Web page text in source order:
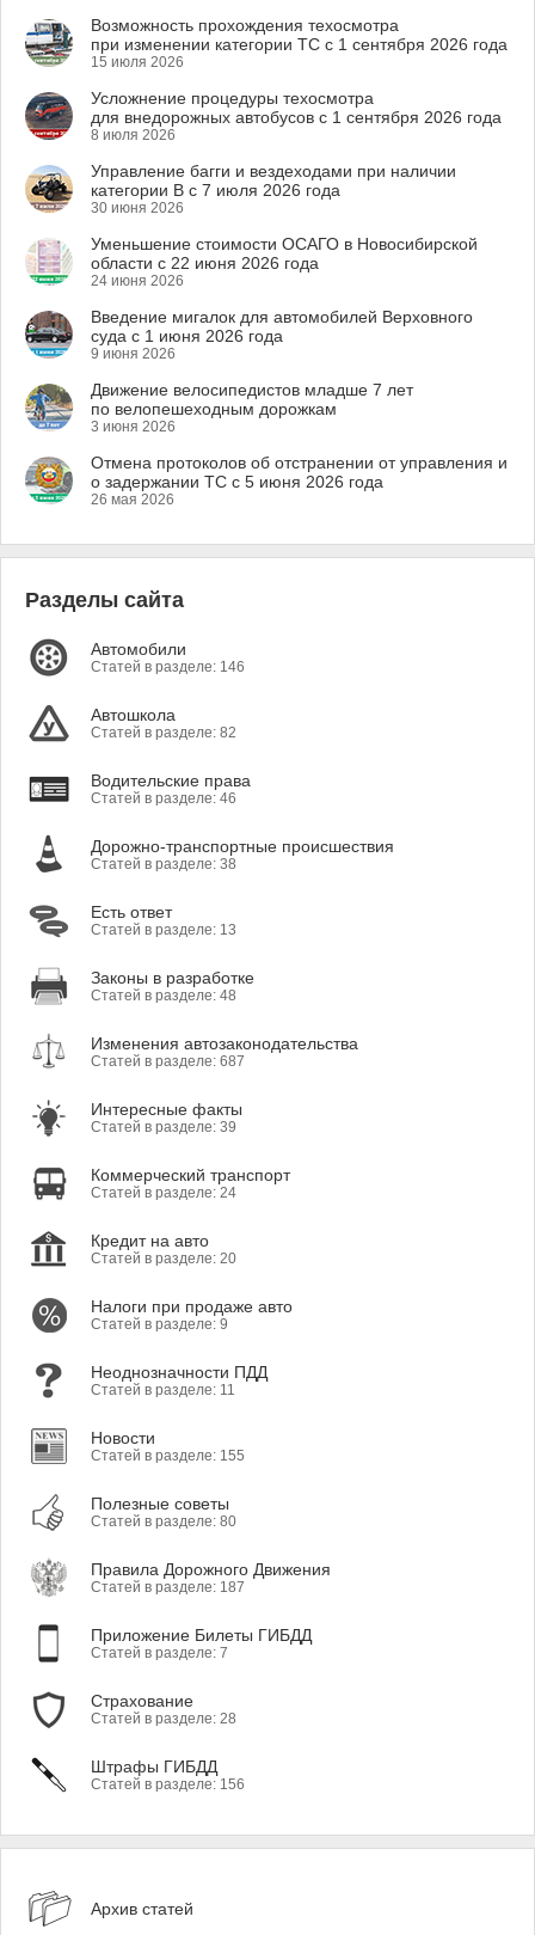
Возможность прохождения техосмотра
при изменении категории ТС с 1 сентября 2026 года
15 июля 2026
Усложнение процедуры техосмотра
для внедорожных автобусов с 1 сентября 2026 года
8 июля 2026
Управление багги и вездеходами при наличии
категории B с 7 июля 2026 года
30 июня 2026
Уменьшение стоимости ОСАГО в Новосибирской
области с 22 июня 2026 года
24 июня 2026
Введение мигалок для автомобилей Верховного
суда с 1 июня 2026 года
9 июня 2026
Движение велосипедистов младше 7 лет
по велопешеходным дорожкам
3 июня 2026
Отмена протоколов об отстранении от управления и
о задержании ТС с 5 июня 2026 года
26 мая 2026
Разделы сайта
Автомобили
Статей в разделе: 146
Автошкола
Статей в разделе: 82
Водительские права
Статей в разделе: 46
Дорожно-транспортные происшествия
Статей в разделе: 38
Есть ответ
Статей в разделе: 13
Законы в разработке
Статей в разделе: 48
Изменения автозаконодательства
Статей в разделе: 687
Интересные факты
Статей в разделе: 39
Коммерческий транспорт
Статей в разделе: 24
Кредит на авто
Статей в разделе: 20
Налоги при продаже авто
Статей в разделе: 9
Неоднозначности ПДД
Статей в разделе: 11
Новости
Статей в разделе: 155
Полезные советы
Статей в разделе: 80
Правила Дорожного Движения
Статей в разделе: 187
Приложение Билеты ГИБДД
Статей в разделе: 7
Страхование
Статей в разделе: 28
Штрафы ГИБДД
Статей в разделе: 156
Архив статей